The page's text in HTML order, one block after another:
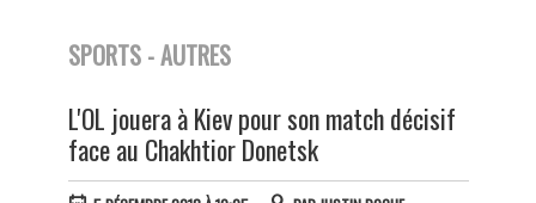
SPORTS - AUTRES
L'OL jouera à Kiev pour son match décisif
face au Chakhtior Donetsk